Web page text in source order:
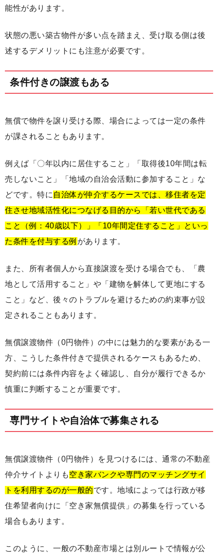
能性があります。
状態の悪い築古物件が多い点を踏まえ、受け取る側は後
述するデメリットにも注意が必要です。
条件付きの譲渡もある
無償で物件を譲り受ける際、場合によっては一定の条件
が課されることもあります。
例えば「〇年以内に居住すること」「取得後10年間は転
売しないこと」「地域の自治会活動に参加すること」な
どです。特に 自治体が仲介するケースでは、移住者を定
住させ地域活性化につなげる目的から「若い世代である
こと（例：40歳以下）」「10年間定住すること」といっ
た条件を付与する例 があります。
また、所有者個人から直接譲渡を受ける場合でも、「農
地として活用すること」や「建物を解体して更地にする
こと」など、後々のトラブルを避けるための約束事が設
定されることもあります。
無償譲渡物件（0円物件）の中には魅力的な要素がある一
方、こうした条件付きで提供されるケースもあるため、
契約前には条件内容をよく確認し、自分が履行できるか
慎重に判断することが重要です。
専門サイトや自治体で募集される
無償譲渡物件（0円物件）を見つけるには、通常の不動産
仲介サイトよりも空き家バンクや専門のマッチングサイ
トを利用するのが一般的です。地域によっては行政が移
住希望者向けに「空き家無償提供」の募集を行っている
場合もあります。
このように、一般の不動産市場とは別ルートで情報が公